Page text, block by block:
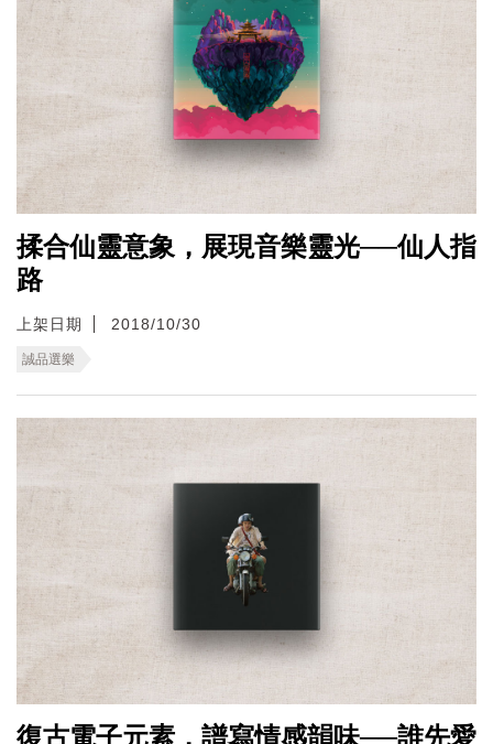
揉合仙靈意象，展現音樂靈光──仙人指
路
上架日期 2018/10/30
誠品選樂
復古電子元素，譜寫情感韻味──誰先愛